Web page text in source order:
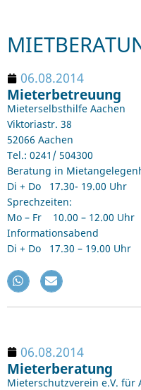
06.08.2014
Mieterbetreuung
Mieterselbsthilfe Aachen
Viktoriastr. 38
52066 Aachen
Tel.: 0241/ 504300
Beratung in
Di + Do 17.30- 19.00 Uhr
Sprechzeiten:
Mo – Fr 10.00 – 12.00 Uhr
Informationsabend
Di + Do 17.30 – 19.00 Uhr
06.08.2014
Mieterberatung
Mieterschutzverein e.V. für